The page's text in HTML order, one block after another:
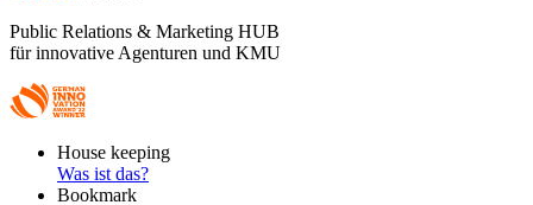
Public Relations & Marketing HUB
für innovative Agenturen und KMU
FooterHouse keeping
Was ist das?
Bookmark